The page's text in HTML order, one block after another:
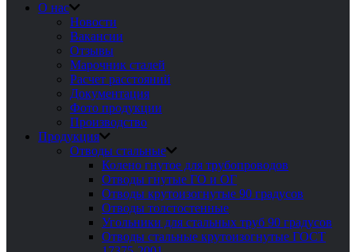
О нас
Новости
Вакансии
Отзывы
Марочник сталей
Расчет расстояний
Документация
Фото продукции
Производство
Продукция
Отводы стальные
Колено гнутое для трубопроводов
Отводы гнутые ГО и ОГ
Отводы крутоизогнутые 90 градусов
Отводы толстостенные
Угольники для стальных труб 90 градусов
Отводы стальные крутоизогнутые ГОСТ